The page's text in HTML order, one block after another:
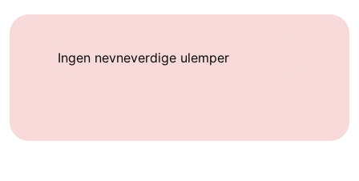
Ingen nevneverdige ulemper